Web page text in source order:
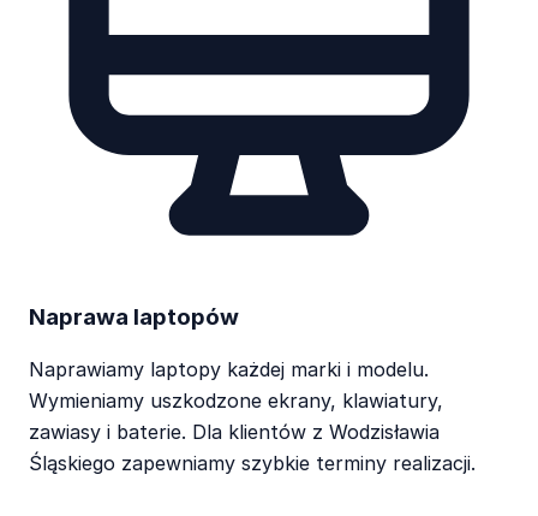
Naprawa laptopów
Naprawiamy laptopy każdej marki i modelu.
Wymieniamy uszkodzone ekrany, klawiatury,
zawiasy i baterie. Dla klientów z Wodzisławia
Śląskiego zapewniamy szybkie terminy realizacji.